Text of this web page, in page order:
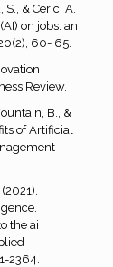
& Ceric, A.
on jobs: an
60- 65.
Review.
B., &
of Artificial
the ai
2364.